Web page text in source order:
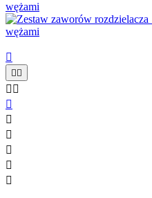

 
 





